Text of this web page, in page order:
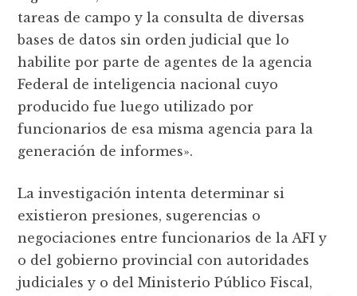
tareas de campo y la consulta de diversas
bases de datos sin orden judicial que lo
habilite por parte de agentes de la agencia
Federal de inteligencia nacional cuyo
producido fue luego utilizado por
funcionarios de esa misma agencia para la
generación de informes».
La investigación intenta determinar si
existieron presiones, sugerencias o
negociaciones entre funcionarios de la AFI y
o del gobierno provincial con autoridades
judiciales y o del Ministerio Público Fiscal,